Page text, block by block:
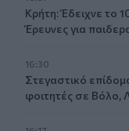
Κρήτη: Έδειχνε το
Έρευνες για
16:30
Στεγαστικό
φοιτητές σε Βόλο,